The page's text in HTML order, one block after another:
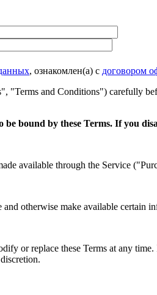
, ознакомлен(а) с договором
"Terms and Conditions") carefully
be bound by these Terms. If you
available through the Service
otherwise make available certain
or replace these Terms at any